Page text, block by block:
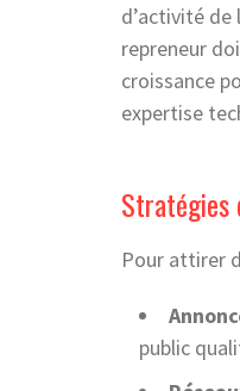
d’activité de
repreneur
croissance
expertise
Stratégies
Pour attirer
public